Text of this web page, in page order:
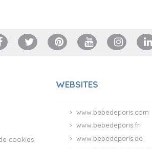
cookies
WEBSITES
www.bebedeparis.com
www.bebedeparis.fr
www.bebedeparis.de